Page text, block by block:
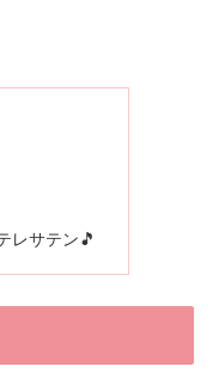
レサテン🎵